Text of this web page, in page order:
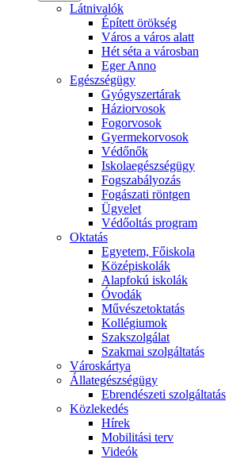
Látnivalók
Épített örökség
Város a város alatt
Hét séta a városban
Eger Anno
Egészségügy
Gyógyszertárak
Háziorvosok
Fogorvosok
Gyermekorvosok
Védőnők
Iskolaegészségügy
Fogszabályozás
Fogászati röntgen
Ügyelet
Védőoltás program
Oktatás
Egyetem, Főiskola
Középiskolák
Alapfokú iskolák
Óvodák
Művészetoktatás
Kollégiumok
Szakszolgálat
Szakmai szolgáltatás
Városkártya
Állategészségügy
Ebrendészeti szolgáltatás
Közlekedés
Hírek
Mobilitási terv
Videók